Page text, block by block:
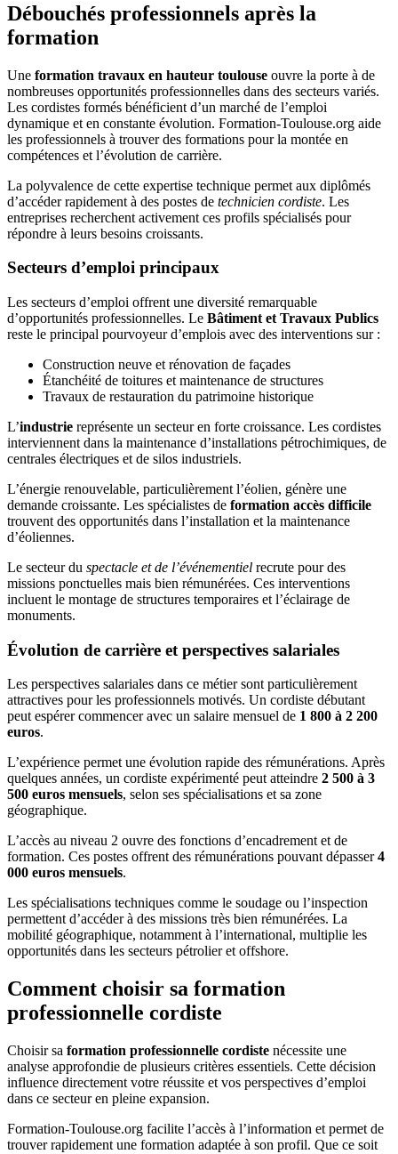
Débouchés professionnels après la
formation
Une formation travaux en hauteur toulouse ouvre la porte à de
nombreuses opportunités professionnelles dans des secteurs variés.
Les cordistes formés bénéficient d’un marché de l’emploi
dynamique et en constante évolution. Formation-Toulouse.org aide
les professionnels à trouver des formations pour la montée en
compétences et l’évolution de carrière.
La polyvalence de cette expertise technique permet aux diplômés
d’accéder rapidement à des postes de technicien cordiste. Les
entreprises recherchent activement ces profils spécialisés pour
répondre à leurs besoins croissants.
Secteurs d’emploi principaux
Les secteurs d’emploi offrent une diversité remarquable
d’opportunités professionnelles. Le Bâtiment et Travaux Publics
reste le principal pourvoyeur d’emplois avec des interventions sur :
Construction neuve et rénovation de façades
Étanchéité de toitures et maintenance de structures
Travaux de restauration du patrimoine historique
L’industrie représente un secteur en forte croissance. Les cordistes
interviennent dans la maintenance d’installations pétrochimiques, de
centrales électriques et de silos industriels.
L’énergie renouvelable, particulièrement l’éolien, génère une
demande croissante. Les spécialistes de formation accès difficile
trouvent des opportunités dans l’installation et la maintenance
d’éoliennes.
Le secteur du spectacle et de l’événementiel recrute pour des
missions ponctuelles mais bien rémunérées. Ces interventions
incluent le montage de structures temporaires et l’éclairage de
monuments.
Évolution de carrière et perspectives salariales
Les perspectives salariales dans ce métier sont particulièrement
attractives pour les professionnels motivés. Un cordiste débutant
peut espérer commencer avec un salaire mensuel de 1 800 à 2 200
euros.
L’expérience permet une évolution rapide des rémunérations. Après
quelques années, un cordiste expérimenté peut atteindre 2 500 à 3
500 euros mensuels, selon ses spécialisations et sa zone
géographique.
L’accès au niveau 2 ouvre des fonctions d’encadrement et de
formation. Ces postes offrent des rémunérations pouvant dépasser4
000 euros mensuels.
Les spécialisations techniques comme le soudage ou l’inspection
permettent d’accéder à des missions très bien rémunérées. La
mobilité géographique, notamment à l’international, multiplie les
opportunités dans les secteurs pétrolier et offshore.
Comment choisir sa formation
professionnelle cordiste
Choisir sa formation professionnelle cordiste nécessite une
analyse approfondie de plusieurs critères essentiels. Cette décision
influence directement votre réussite et vos perspectives d’emploi
dans ce secteur en pleine expansion.
Formation-Toulouse.org facilite l’accès à l’information et permet de
trouver rapidement une formation adaptée à son profil. Que ce soit